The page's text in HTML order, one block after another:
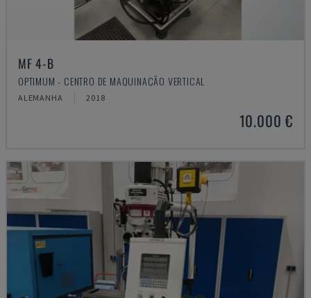
MF 4-B
OPTIMUM - CENTRO DE MAQUINAÇÃO VERTICAL
ALEMANHA 2018
10.000 €